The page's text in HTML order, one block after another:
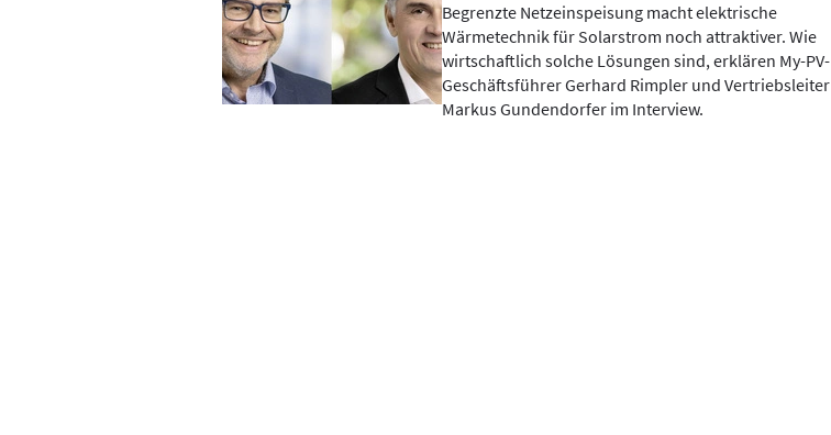
Begrenzte Netzeinspeisung macht elektrische
Wärmetechnik für Solarstrom noch attraktiver. Wie
wirtschaftlich solche Lösungen sind, erklären My-PV-
Geschäftsführer Gerhard Rimpler und Vertriebsleiter
Markus Gundendorfer im Interview.